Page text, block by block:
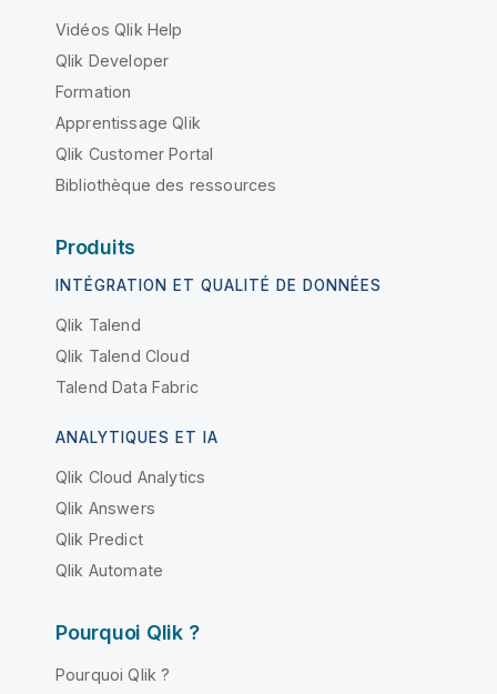
Vidéos Qlik Help
Qlik Developer
Formation
Apprentissage Qlik
Qlik Customer Portal
Bibliothèque des ressources
Produits
INTÉGRATION ET QUALITÉ DE DONNÉES
Qlik Talend
Qlik Talend Cloud
Talend Data Fabric
ANALYTIQUES ET IA
Qlik Cloud Analytics
Qlik Answers
Qlik Predict
Qlik Automate
Pourquoi Qlik ?
Pourquoi Qlik ?